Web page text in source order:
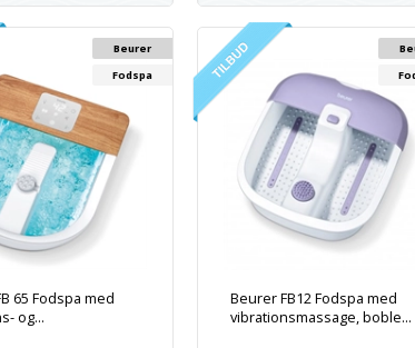
65 Fodspa med
og...
Beurer
Fodspa
Beurer FB12 Fodspa med
vibrationsmassage, boble...